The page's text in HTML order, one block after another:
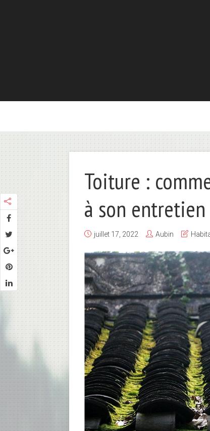
Toiture :
à son entretien
juillet 17, 2022 Aubin